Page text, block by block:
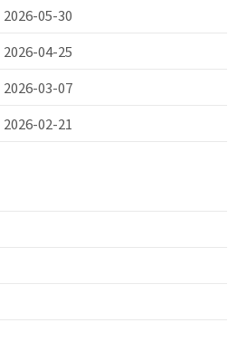
2026-05-30
2026-04-25
2026-03-07
2026-02-21